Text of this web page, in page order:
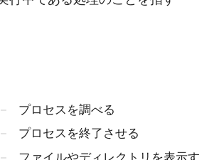
プロセスを調べる
プロセスを終了させる